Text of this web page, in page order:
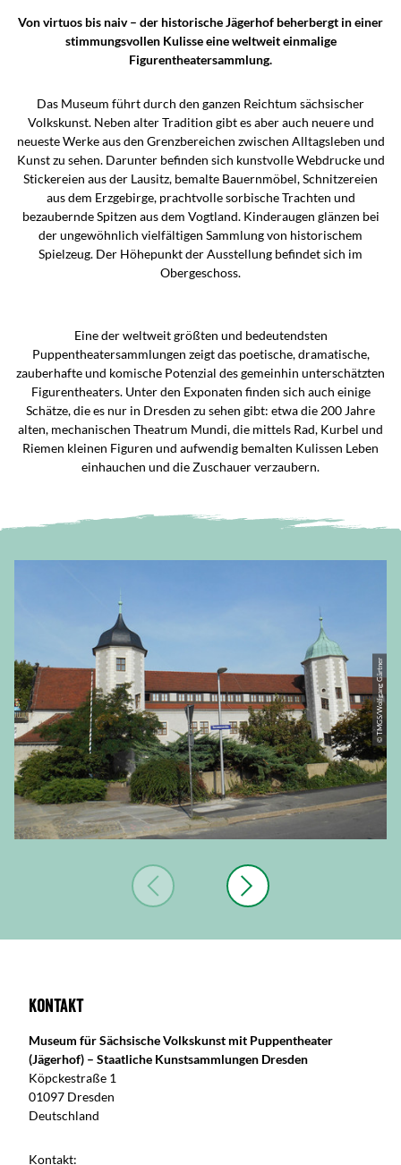
Von virtuos bis naiv – der historische Jägerhof beherbergt in einer
stimmungsvollen Kulisse eine weltweit einmalige
Figurentheatersammlung.
Das Museum führt durch den ganzen Reichtum sächsischer
Volkskunst. Neben alter Tradition gibt es aber auch neuere und
neueste Werke aus den Grenzbereichen zwischen Alltagsleben und
Kunst zu sehen. Darunter befinden sich kunstvolle Webdrucke und
Stickereien aus der Lausitz, bemalte Bauernmöbel, Schnitzereien
aus dem Erzgebirge, prachtvolle sorbische Trachten und
bezaubernde Spitzen aus dem Vogtland. Kinderaugen glänzen bei
der ungewöhnlich vielfältigen Sammlung von historischem
Spielzeug. Der Höhepunkt der Ausstellung befindet sich im
Obergeschoss.
Eine der weltweit größten und bedeutendsten
Puppentheatersammlungen zeigt das poetische, dramatische,
zauberhafte und komische Potenzial des gemeinhin unterschätzten
Figurentheaters. Unter den Exponaten finden sich auch einige
Schätze, die es nur in Dresden zu sehen gibt: etwa die 200 Jahre
alten, mechanischen Theatrum Mundi, die mittels Rad, Kurbel und
Riemen kleinen Figuren und aufwendig bemalten Kulissen Leben
einhauchen und die Zuschauer verzaubern.
© TMGS/Wolfgang Gärtner
Kontakt
Museum für Sächsische Volkskunst mit Puppentheater
(Jägerhof) – Staatliche Kunstsammlungen Dresden
Köpckestraße 1
01097 Dresden
Deutschland
Kontakt: